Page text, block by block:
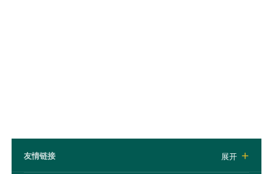
友情链接 展开 